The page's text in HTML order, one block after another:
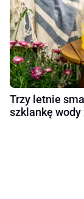
Trzy letnie
szklankę wody